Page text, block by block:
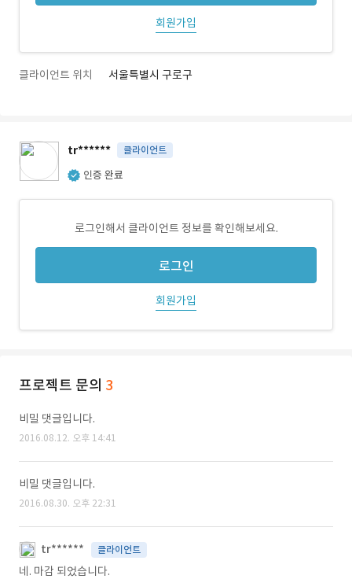
회원가입
클라이언트 위치 서울특별시 구로구
tr****** 클라이언트
인증 완료
로그인해서 클라이언트 정보를 확인해보세요.
로그인
회원가입
프로젝트 문의 3
비밀 댓글입니다.
2016.08.12. 오후 14:41
비밀 댓글입니다.
2016.08.30. 오후 22:31
tr****** 클라이언트
네. 마감 되었습니다.